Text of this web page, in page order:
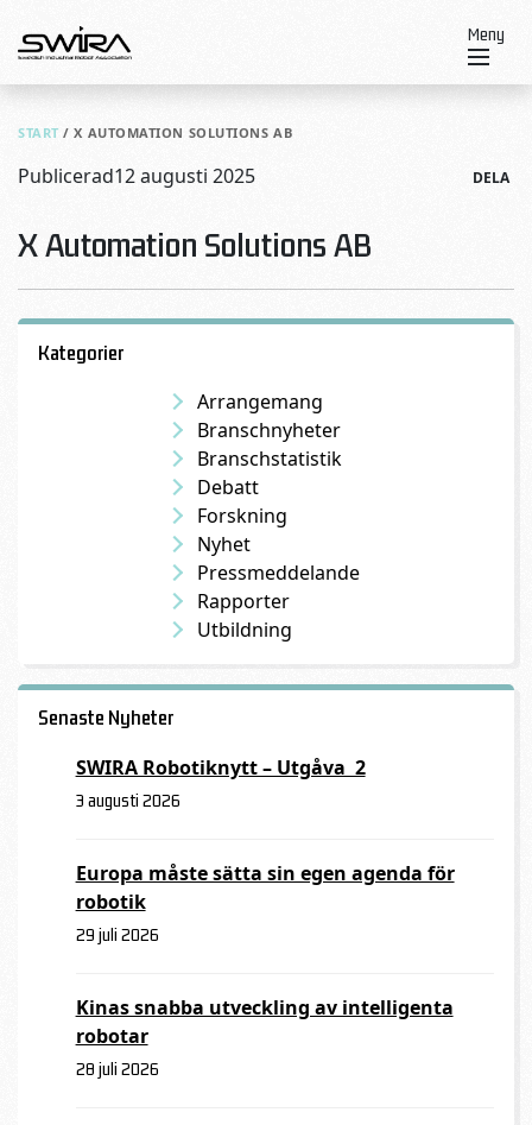
Meny
START / X AUTOMATION SOLUTIONS AB
Publicerad12 augusti 2025 DELA
X Automation Solutions AB
Kategorier
Arrangemang
Branschnyheter
Branschstatistik
Debatt
Forskning
Nyhet
Pressmeddelande
Rapporter
Utbildning
Senaste Nyheter
SWIRA Robotiknytt – Utgåva 2
3 augusti 2026
Europa måste sätta sin egen agenda för
robotik
29 juli 2026
Kinas snabba utveckling av intelligenta
robotar
28 juli 2026